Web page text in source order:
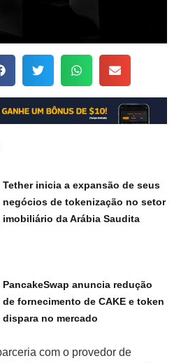
Tether inicia a expansão de seus
negócios de tokenização no setor
imobiliário da Arábia Saudita
PancakeSwap anuncia redução
de fornecimento de CAKE e token
dispara no mercado
com o provedor de